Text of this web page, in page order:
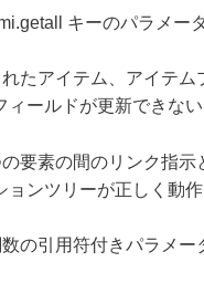
キーのパラメー
たアイテム、アイテ
ィールドが更新できな
要素の間のリンク指示
ョンツリーが正しく動
の引用符付きパラメ